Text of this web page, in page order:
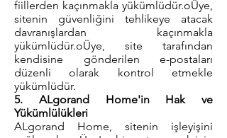
fiillerden kaçınmakla yükümlüdür.oÜye,
sitenin güvenliğini tehlikeye atacak
davranışlardan kaçınmakla
yükümlüdür.oÜye, site tarafından
kendisine gönderilen e-postaları
düzenli olarak kontrol etmekle
yükümlüdür.
5. ALgorand Home'in Hak ve
Yükümlülükleri
ALgorand Home, sitenin işleyişini